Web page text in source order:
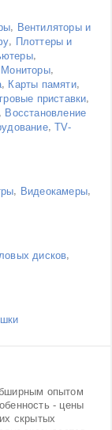
, Вентиляторы и
, Плоттеры и
,
Мониторы,
, Карты памяти,
приставки,
, Восстановление
,TV-
, Видеокамеры,
дисков
опытом
- цены
скрытых